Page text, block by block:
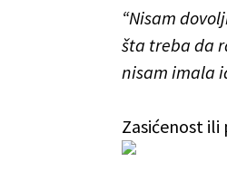
“Nisam
šta treba da
nisam imala
Zasićenost ili